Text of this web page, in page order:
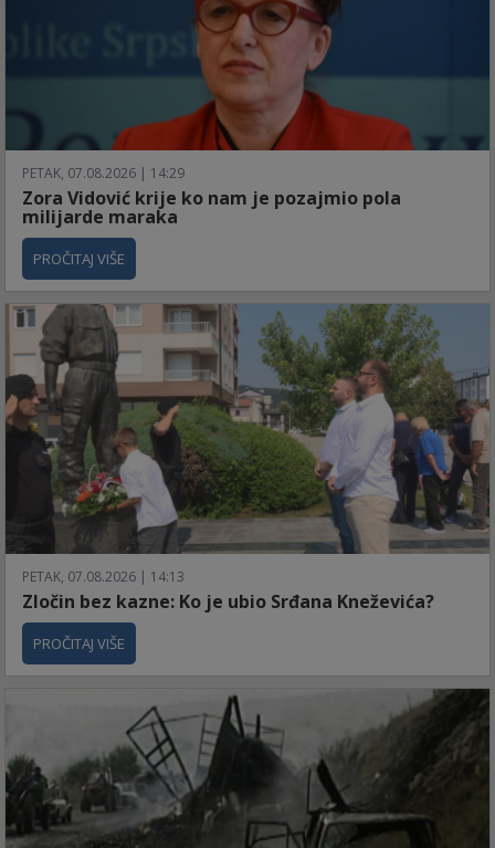
PETAK, 07.08.2026 | 14:29
Zora Vidović krije ko nam je pozajmio pola
milijarde maraka
PROČITAJ VIŠE
PETAK, 07.08.2026 | 14:13
Zločin bez kazne: Ko je ubio Srđana Kneževića?
PROČITAJ VIŠE